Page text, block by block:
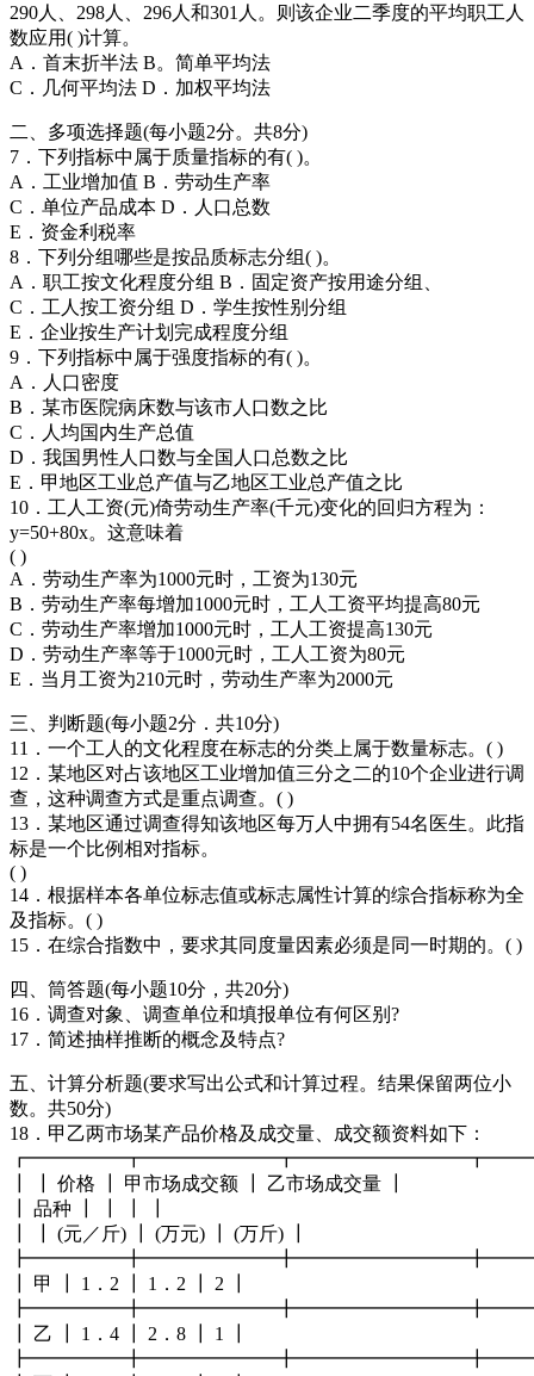
290人、298人、296人和301人。则该企业二季度的平均职工人
数应用( )计算。
A．首末折半法 B。简单平均法
C．几何平均法 D．加权平均法
二、多项选择题(每小题2分。共8分)
7．下列指标中属于质量指标的有( )。
A．工业增加值 B．劳动生产率
C．单位产品成本 D．人口总数
E．资金利税率
8．下列分组哪些是按品质标志分组( )。
A．职工按文化程度分组 B．固定资产按用途分组、
C．工人按工资分组 D．学生按性别分组
E．企业按生产计划完成程度分组
9．下列指标中属于强度指标的有( )。
A．人口密度
B．某市医院病床数与该市人口数之比
C．人均国内生产总值
D．我国男性人口数与全国人口总数之比
E．甲地区工业总产值与乙地区工业总产值之比
10．工人工资(元)倚劳动生产率(千元)变化的回归方程为：
y=50+80x。这意味着
( )
A．劳动生产率为1000元时，工资为130元
B．劳动生产率每增加1000元时，工人工资平均提高80元
C．劳动生产率增加1000元时，工人工资提高130元
D．劳动生产率等于1000元时，工人工资为80元
E．当月工资为210元时，劳动生产率为2000元
三、判断题(每小题2分．共10分)
11．一个工人的文化程度在标志的分类上属于数量标志。( )
12．某地区对占该地区工业增加值三分之二的10个企业进行调
查，这种调查方式是重点调查。( )
13．某地区通过调查得知该地区每万人中拥有54名医生。此指
标是一个比例相对指标。
( )
14．根据样本各单位标志值或标志属性计算的综合指标称为全
及指标。( )
15．在综合指数中，要求其同度量因素必须是同一时期的。( )
四、筒答题(每小题10分，共20分)
16．调查对象、调查单位和填报单位有何区别?
17．简述抽样推断的概念及特点?
五、计算分析题(要求写出公式和计算过程。结果保留两位小
数。共50分)
18．甲乙两市场某产品价格及成交量、成交额资料如下：
┃ ┃ 价格 ┃ 甲市场成交额 ┃ 乙市场成交量 ┃
┃ 品种 ┃ ┃ ┃ ┃
┃ ┃ (元／斤) ┃ (万元) ┃ (万斤) ┃
┃ 甲 ┃ 1．2 ┃ 1．2 ┃ 2 ┃
┃ 乙 ┃ 1．4 ┃ 2．8 ┃ 1 ┃